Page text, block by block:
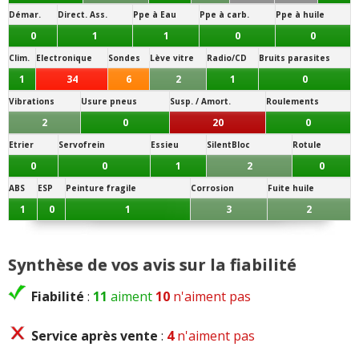
Démar. Direct. Ass. Ppe à Eau Ppe à carb. Ppe à huile
0 1 1 0 0
Clim. Electronique Sondes Lève vitre Radio/CD Bruits parasites
1 34 6 2 1 0
Vibrations Usure pneus Susp. / Amort. Roulements
2 0 20 0
Etrier Servofrein Essieu SilentBloc Rotule
0 0 1 2 0
ABS ESP Peinture fragile Corrosion Fuite huile
1 0 1 3 2
Synthèse de vos avis sur la fiabilité
Fiabilité : 11 aiment 10 n'aiment pas
Service après vente : 4n'aiment pas